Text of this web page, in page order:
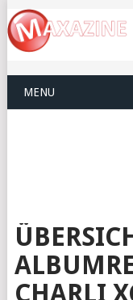
MENU
CHARLI